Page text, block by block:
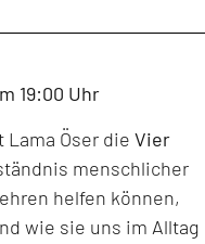
19:00 Uhr
Öser die Vier
menschlicher
helfen können,
wie sie uns im Alltag